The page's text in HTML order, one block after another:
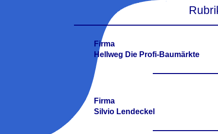
Firma
Hellweg Die Profi-Baumärkte
Firma
Silvio Lendeckel